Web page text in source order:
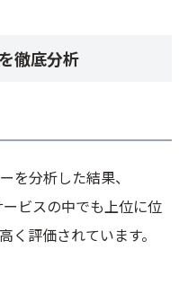
徹底分析
を分析した結果、
ビスの中でも上位に位
く評価されています。